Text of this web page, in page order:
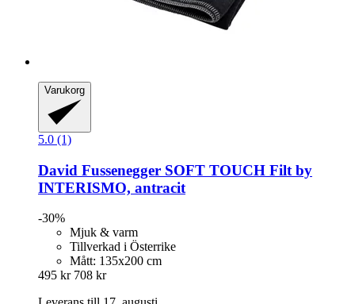
Varukorg
5.0 (1)
David Fussenegger SOFT TOUCH Filt by
INTERISMO, antracit
-30%
Mjuk & varm
Tillverkad i Österrike
Mått: 135x200 cm
495 kr 708 kr